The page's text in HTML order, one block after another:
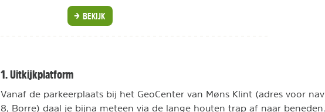
BEKIJK
1. Uitkijkplatform
Vanaf de parkeerplaats bij het GeoCenter van Møns Klint (adres voor
8, Borre) daal je bijna meteen via de lange houten trap af naar